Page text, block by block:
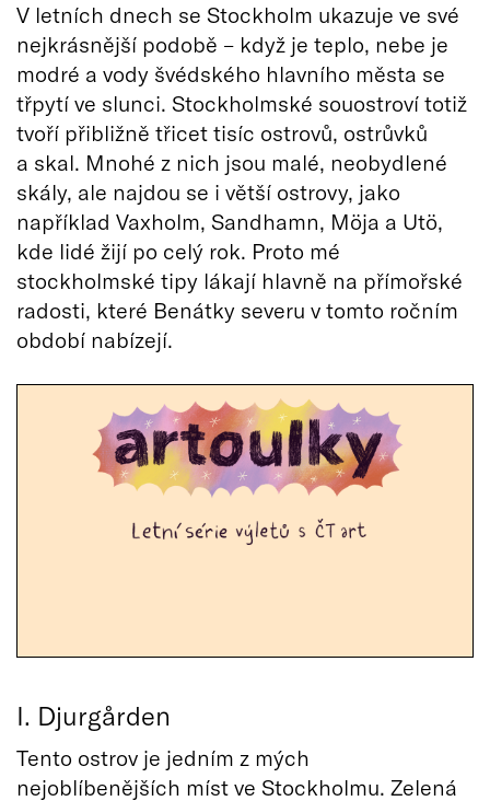
V letních dnech se Stockholm ukazuje ve své
nejkrásnější podobě – když je teplo, nebe je
modré a vody švédského hlavního města se
třpytí ve slunci. Stockholmské souostroví totiž
tvoří přibližně třicet tisíc ostrovů, ostrůvků
a skal. Mnohé z nich jsou malé, neobydlené
skály, ale najdou se i větší ostrovy, jako
například Vaxholm, Sandhamn, Möja a Utö,
kde lidé žijí po celý rok. Proto mé
stockholmské tipy lákají hlavně na přímořské
radosti, které Benátky severu v tomto ročním
období nabízejí.
I. Djurgården
Tento ostrov je jedním z mých
nejoblíbenějších míst ve Stockholmu. Zelená